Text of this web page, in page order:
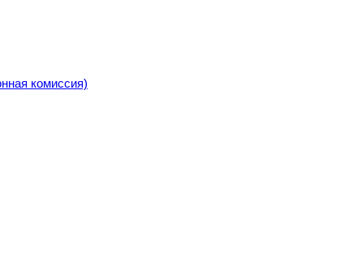
комиссия)